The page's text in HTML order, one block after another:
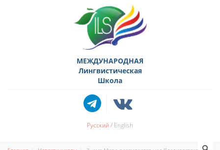
МЕЖДУНАРОДНАЯ
Лингвистическая
Школа
Русский English